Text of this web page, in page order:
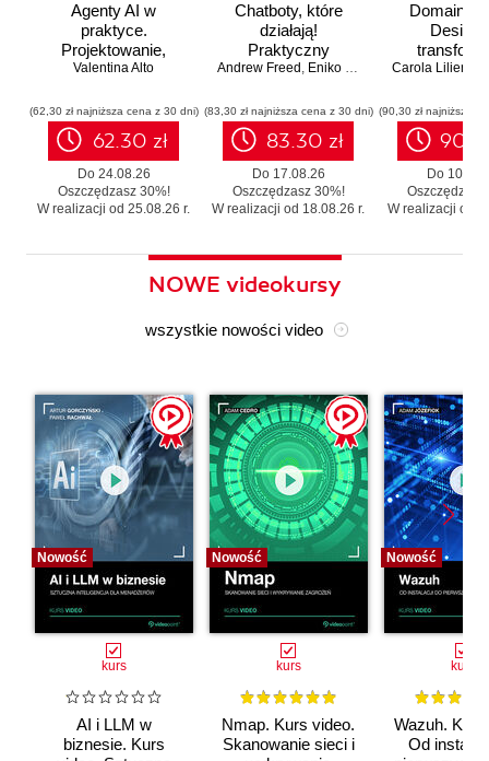
Agenty AI w
praktyce.
Projektowanie,
wdrażanie i
autonomicznych
systemów
Valentina Alto
(62,30 zł najniższa cena z 30 dni)
62.30 zł
Do 24.08.26
Oszczędzasz 30%!
W realizacji od 25.08.26 r.
Chatboty, które
działają!
Praktyczny
przewodnik po
sztucznej
inteligencji
Andrew Freed , Eniko Rozsa Cari Jacobs
(83,30 zł najniższa cena z 30 dni)
83.30 zł
Do 17.08.26
Oszczędzasz 30%!
W realizacji od 18.08.26 r.
Domain-
Design
legacy
zbędnego
Carola Lilienthal
(90,30 zł najniższa
Do
Oszczędzasz
W realizacji od
NOWE videokursy
wszystkie nowości video
Nowość
kurs
AI i LLM w
biznesie. Kurs
Nowość
kurs
Nmap. Kurs video.
Skanowanie sieci i
Nowość
kurs
Wazuh. Kurs
Od